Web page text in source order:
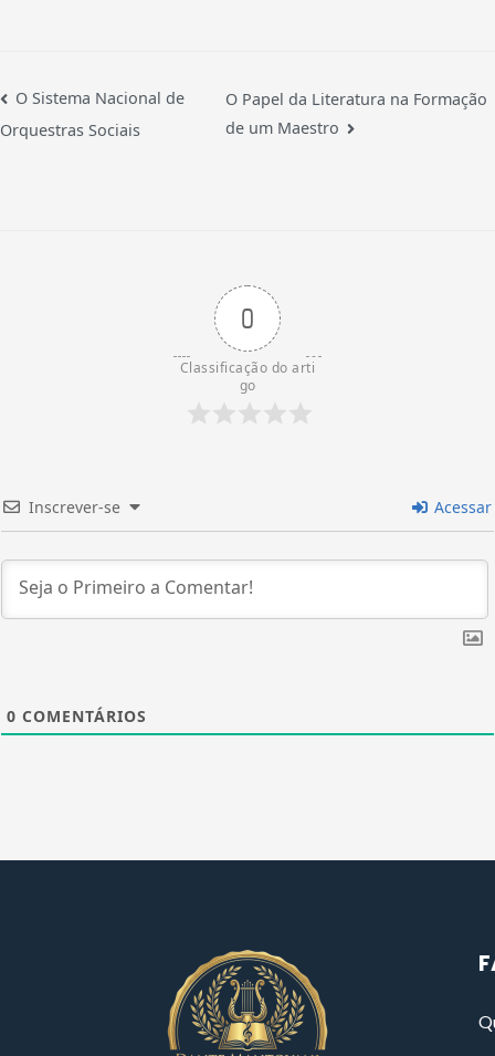
O Sistema Nacional de
Orquestras Sociais
O Papel da Literatura na Formação
de um Maestro
0
Classificação do arti
go
Inscrever-se Acessar
0 COMENTÁRIOS